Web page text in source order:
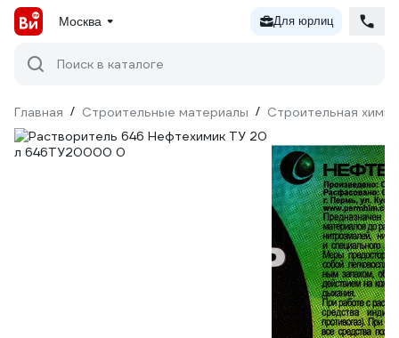
Москва Для юрлиц
Поиск в каталоге
Главная / Строительные материалы / Строительная химия